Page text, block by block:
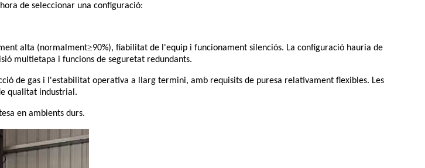
de seleccionar una configuració:
alta (normalment≥90%), fiabilitat de l'equip i funcionament silenciós. La configuració hauria de
multietapa i funcions de seguretat redundants.
de gas i l'estabilitat operativa a llarg termini, amb requisits de puresa relativament flexibles. Les
qualitat industrial.
en ambients durs.